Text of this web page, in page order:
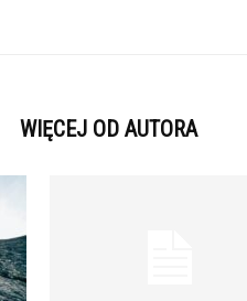
WIĘCEJ OD AUTORA